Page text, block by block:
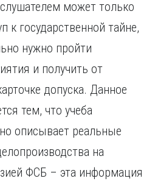
может только
государственной тайне,
нужно пройти
и получить от
допуска. Данное
тем, что учеба
описывает реальные
на
ФСБ – эта информация